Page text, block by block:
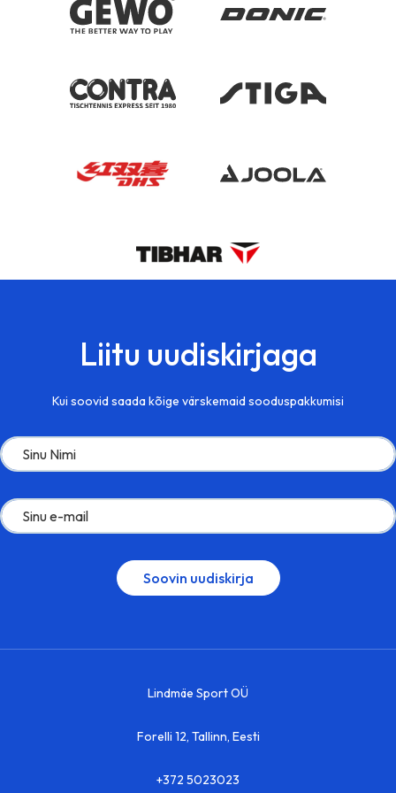
Liitu uudiskirjaga
Kui soovid saada kõige värskemaid sooduspakkumisi
Lindmäe Sport OÜ
Forelli 12, Tallinn, Eesti
+372 5023023